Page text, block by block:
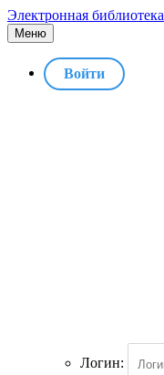
Электронная библиотека
Меню
Войти
Логин: